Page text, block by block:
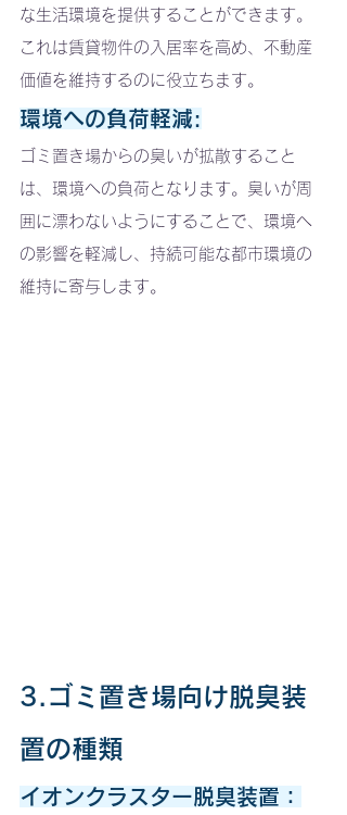
な生活環境を提供することができます。
これは賃貸物件の入居率を高め、不動産
価値を維持するのに役立ちます。
環境への負荷軽減:
ゴミ置き場からの臭いが拡散すること
は、環境への負荷となります。臭いが周
囲に漂わないようにすることで、環境へ
の影響を軽減し、持続可能な都市環境の
維持に寄与します。
3.ゴミ置き場向け脱臭装
置の種類
イオンクラスター脱臭装置：